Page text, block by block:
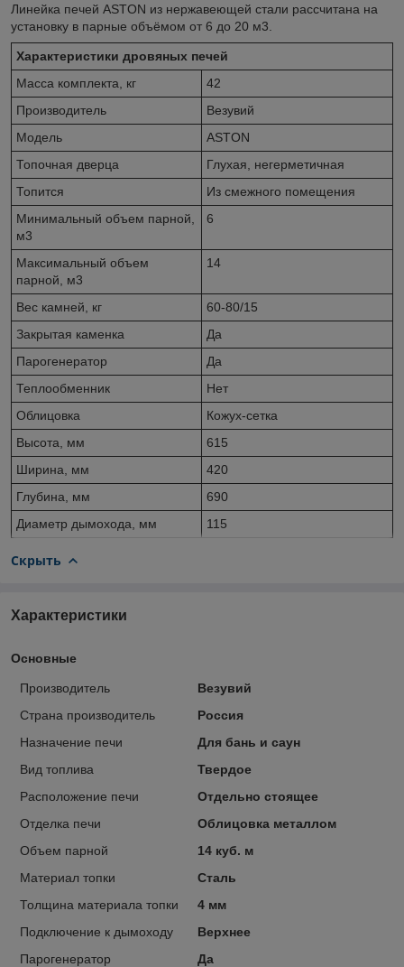
Линейка печей ASTON из нержавеющей стали рассчитана на
установку в парные объёмом от 6 до 20 м3.
Характеристики дровяных печей
Масса комплекта, кг
42
Производитель
Везувий
Модель
ASTON
Топочная дверца
Глухая, негерметичная
Топится
Из смежного помещения
Минимальный объем парной,
м3
6
Максимальный объем
парной, м3
14
Вес камней, кг
60-80/15
Закрытая каменка
Да
Парогенератор
Да
Теплообменник
Нет
Облицовка
Кожух-сетка
Высота, мм
615
Ширина, мм
420
Глубина, мм
690
Диаметр дымохода, мм
115
Скрыть
Характеристики
Основные
Производитель
Везувий
Страна производитель
Россия
Назначение печи
Для бань и саун
Вид топлива
Твердое
Расположение печи
Отдельно стоящее
Отделка печи
Облицовка металлом
Объем парной
14 куб. м
Материал топки
Сталь
Толщина материала топки
4 мм
Подключение к дымоходу
Верхнее
Парогенератор
Да